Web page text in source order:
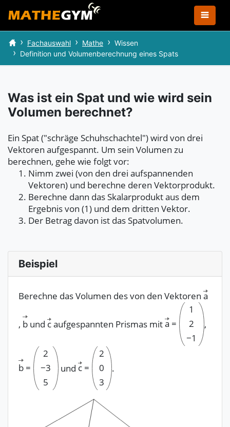
Fachauswahl Mathe
Wissen
Definition und Volumenberechnung eines Spats
Was ist ein Spat und wie wird sein
Volumen berechnet?
Ein Spat ("schräge Schuhschachtel") wird von drei
Vektoren aufgespannt. Um sein Volumen zu
berechnen, gehe wie folgt vor:
Nimm zwei (von den drei aufspannenden
Vektoren) und berechne deren Vektorprodukt.
Berechne dann das Skalarprodukt aus dem
Ergebnis von (1) und dem dritten Vektor.
Der Betrag davon ist das Spatvolumen.
Beispiel
Berechne das Volumen des von den Vektoren a
, b und caufgespannten Prismas mita =
1
2
−1
,
b =
2
−3
5
und c =
2
0
3
.